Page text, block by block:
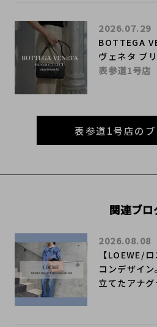
BOTTEGA
ヴェネタ ブ
2026.07.29
表参道1号店
表参道1号店の
関連ブロ
【LOEWE/
コンデザイ
立てたアナ
2026.08.08